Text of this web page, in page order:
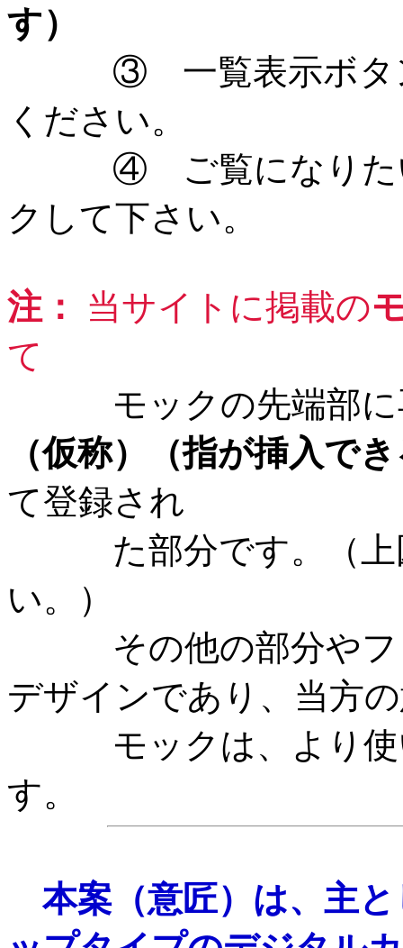
す）
③ 一覧表示ボタン
ください。
④ ご覧になりたい
クして下さい。
注： 当サイトに掲載の
て
モックの先端部に
（仮称）（指が挿入で
て登録され
た部分です。（上図
い。）
その他の部分やフォ
デザインであり、当方
モックは、より使い
す。
本案（意匠）は、主